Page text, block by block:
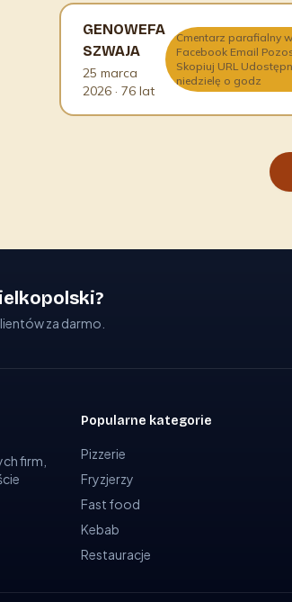
GENOWEFA
SZWAJA
25 marca
2026 · 76 lat
Cmentarz parafialny
Facebook Email
Skopiuj URL
niedzielę o godz
za darmo.
firm,
Popularne kategorie
Pizzerie
Fryzjerzy
Fast food
Kebab
Restauracje